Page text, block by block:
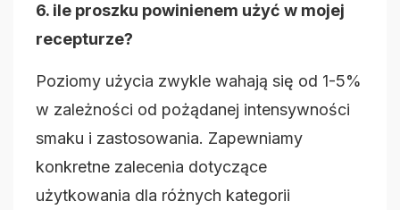
6. ile proszku powinienem użyć w mojej
recepturze?
Poziomy użycia zwykle wahają się od 1-5%
w zależności od pożądanej intensywności
smaku i zastosowania. Zapewniamy
konkretne zalecenia dotyczące
użytkowania dla różnych kategorii